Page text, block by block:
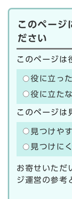
このページ
ださい
このページは
役に立った
役に立た
このページは
見つけや
見つけに
お寄せいただ
ジ運営の参考